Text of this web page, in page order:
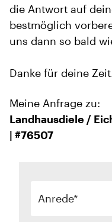
die Antwort auf
bestmöglich
uns dann so bald
Danke für deine
Meine Anfrage zu:
Landhausdiele /
| #76507
Anrede